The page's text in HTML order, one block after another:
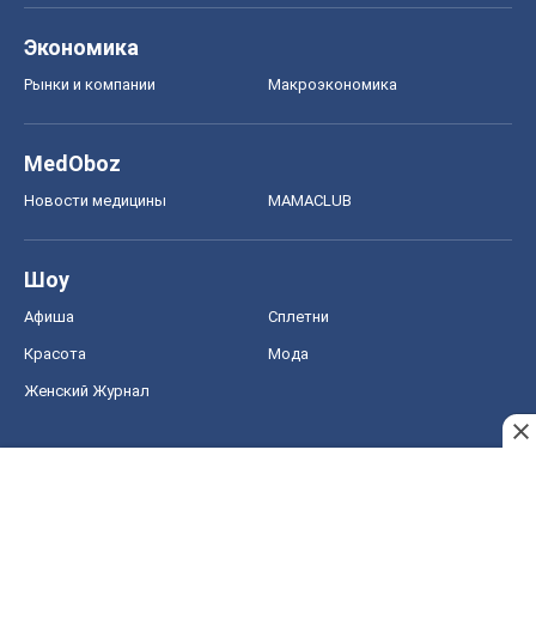
Экономика
Рынки и компании Mакроэкономика
MedOboz
Новости медицины MAMACLUB
Шоу
Афиша Сплетни
Красота Мода
Женский Журнал